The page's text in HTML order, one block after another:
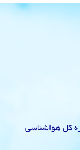
اداره کل هواشناسی